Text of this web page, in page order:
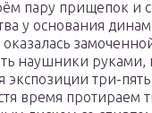
пару прищепок и
у основания
оказалась
наушники руками,
экспозиции три-
время протираем